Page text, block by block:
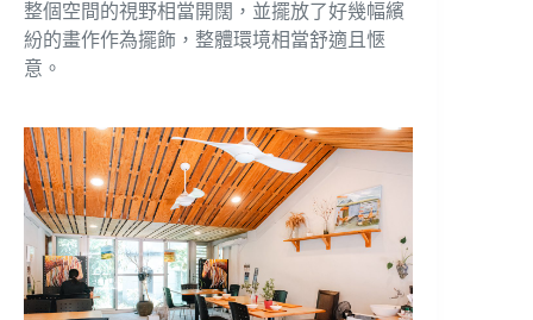
整個空間的視野相當開闊，並擺放了好幾幅繽
紛的畫作作為擺飾，整體環境相當舒適且愜
意。